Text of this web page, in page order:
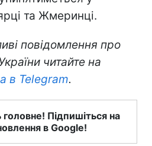
та Жмеринці.
повідомлення про
читайте на
в Telegram.
головне! Підпишіться на
в Google!